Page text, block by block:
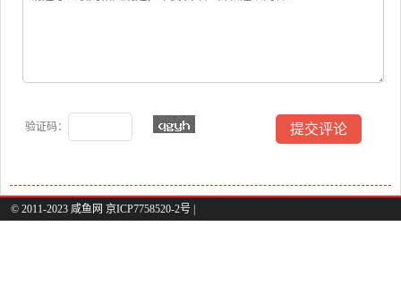
验证码：
© 2011-2023 咸鱼网 京ICP7758520-2号 |